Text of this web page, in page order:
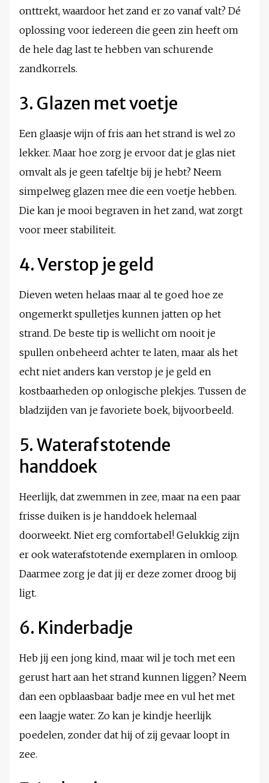
onttrekt, waardoor het zand er zo vanaf valt? Dé
oplossing voor iedereen die geen zin heeft om
de hele dag last te hebben van schurende
zandkorrels.
3. Glazen met voetje
Een glaasje wijn of fris aan het strand is wel zo
lekker. Maar hoe zorg je ervoor dat je glas niet
omvalt als je geen tafeltje bij je hebt? Neem
simpelweg glazen mee die een voetje hebben.
Die kan je mooi begraven in het zand, wat zorgt
voor meer stabiliteit.
4. Verstop je geld
Dieven weten helaas maar al te goed hoe ze
ongemerkt spulletjes kunnen jatten op het
strand. De beste tip is wellicht om nooit je
spullen onbeheerd achter te laten, maar als het
echt niet anders kan verstop je je geld en
kostbaarheden op onlogische plekjes. Tussen de
bladzijden van je favoriete boek, bijvoorbeeld.
5. Waterafstotende
handdoek
Heerlijk, dat zwemmen in zee, maar na een paar
frisse duiken is je handdoek helemaal
doorweekt. Niet erg comfortabel! Gelukkig zijn
er ook waterafstotende exemplaren in omloop.
Daarmee zorg je dat jij er deze zomer droog bij
ligt.
6. Kinderbadje
Heb jij een jong kind, maar wil je toch met een
gerust hart aan het strand kunnen liggen? Neem
dan een opblaasbaar badje mee en vul het met
een laagje water. Zo kan je kindje heerlijk
poedelen, zonder dat hij of zij gevaar loopt in
zee.